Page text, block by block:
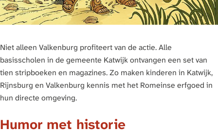
Niet alleen Valkenburg profiteert van de actie. Alle
basisscholen in de gemeente Katwijk ontvangen een set van
tien stripboeken en magazines. Zo maken kinderen in Katwijk,
Rijnsburg en Valkenburg kennis met het Romeinse erfgoed in
hun directe omgeving.
Humor met historie